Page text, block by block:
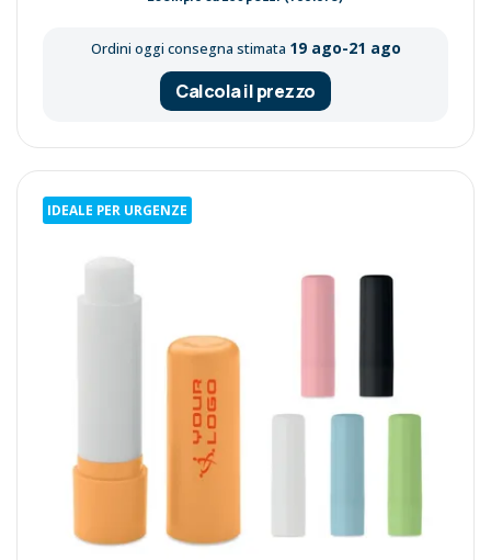
Ordini oggi consegna stimata 19 ago-21 ago
Calcola il prezzo
IDEALE PER URGENZE